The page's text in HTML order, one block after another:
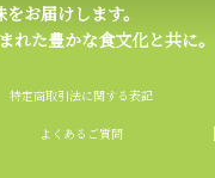
お届けします。
れた豊かな食文化と共に。
特定商取引法に関する表記
よくあるご質問